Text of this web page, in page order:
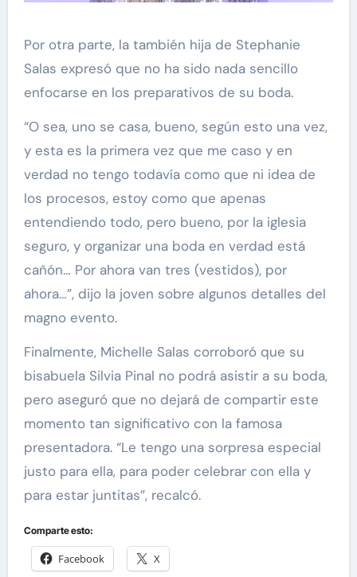
Por otra parte, la también hija de Stephanie
Salas expresó que no ha sido nada sencillo
enfocarse en los preparativos de su boda.
“O sea, uno se casa, bueno, según esto una vez,
y esta es la primera vez que me caso y en
verdad no tengo todavía como que ni idea de
los procesos, estoy como que apenas
entendiendo todo, pero bueno, por la iglesia
seguro, y organizar una boda en verdad está
cañón… Por ahora van tres (vestidos), por
ahora…”, dijo la joven sobre algunos detalles del
magno evento.
Finalmente, Michelle Salas corroboró que su
bisabuela Silvia Pinal no podrá asistir a su boda,
pero aseguró que no dejará de compartir este
momento tan significativo con la famosa
presentadora. “Le tengo una sorpresa especial
justo para ella, para poder celebrar con ella y
para estar juntitas”, recalcó.
Comparte esto:
Facebook X